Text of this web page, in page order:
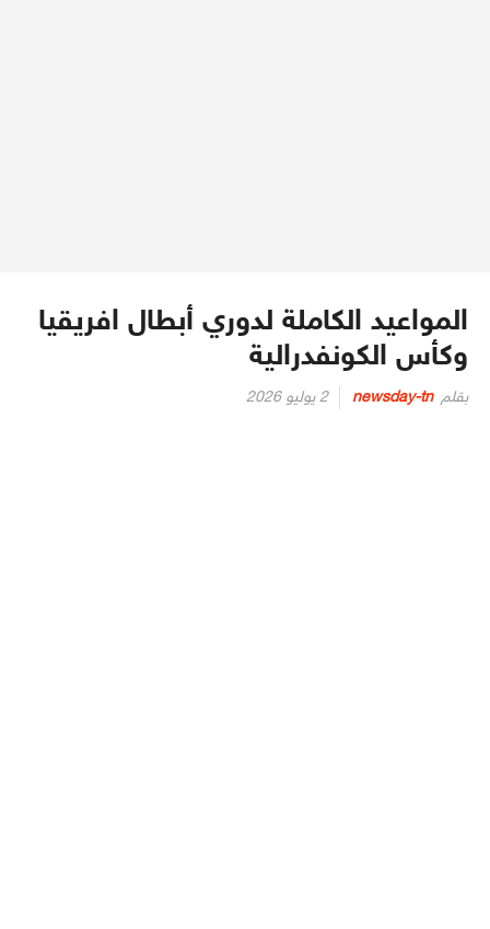
المواعيد الكاملة لدوري أبطال افريقيا
وكأس الكونفدرالية
بقلم newsday-tn
Posted
2 يوليو 2026